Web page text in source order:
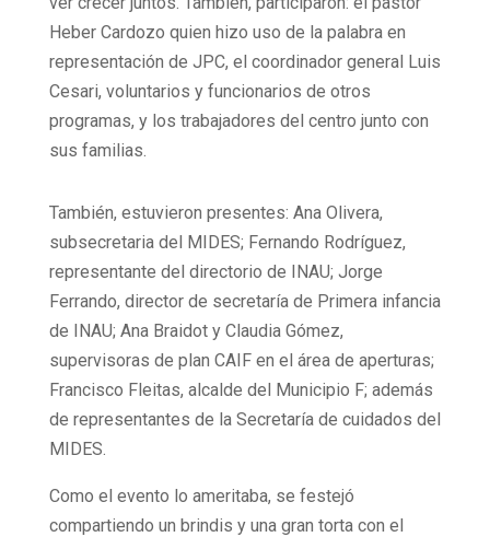
Heber Cardozo quien hizo uso de la palabra en
representación de JPC, el coordinador general Luis
Cesari, voluntarios y funcionarios de otros
programas, y los trabajadores del centro junto con
sus familias.
También, estuvieron presentes: Ana Olivera,
subsecretaria del MIDES; Fernando Rodríguez,
representante del directorio de INAU; Jorge
Ferrando, director de secretaría de Primera infancia
de INAU; Ana Braidot y Claudia Gómez,
supervisoras de plan CAIF en el área de aperturas;
Francisco Fleitas, alcalde del Municipio F; además
de representantes de la Secretaría de cuidados del
MIDES.
Como el evento lo ameritaba, se festejó
compartiendo un brindis y una gran torta con el